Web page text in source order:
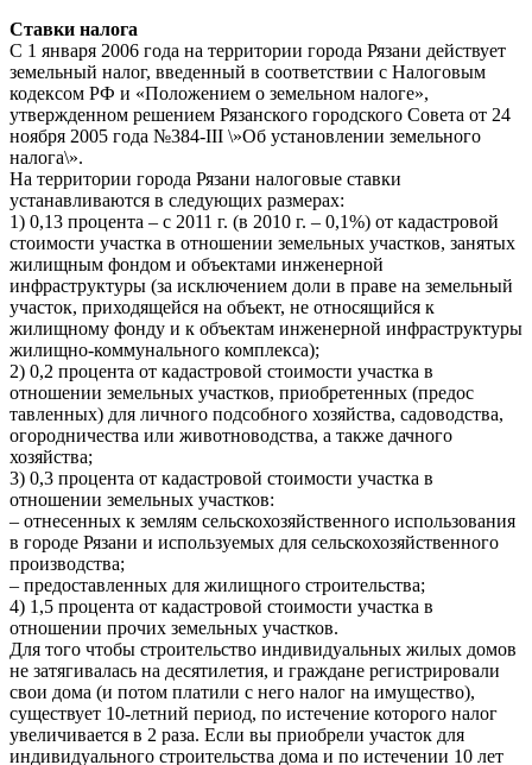
Ставки налога
С 1 января 2006 года на территории города Рязани действует
земельный налог, введенный в соответствии с Налоговым
кодексом РФ и «Положением о земельном налоге»,
утвержденном решением Рязанского городского Совета от 24
ноября 2005 года №384-III \»Об установлении земельного
налога\».
На территории города Рязани налоговые ставки
устанавливаются в следующих размерах:
1) 0,13 процента – с 2011 г. (в 2010 г. – 0,1%) от кадастровой
стоимости участка в отношении земельных участков, занятых
жилищным фондом и объектами инженерной
инфраструктуры (за исключением доли в праве на земельный
участок, приходящейся на объект, не относящийся к
жилищному фонду и к объектам инженерной инфраструктуры
жилищно-коммунального комплекса);
2) 0,2 процента от кадастровой стоимости участка в
отношении земельных участков, приобретенных (предос
тавленных) для личного подсобного хозяйства, садоводства,
огородничества или животноводства, а также дачного
хозяйства;
3) 0,3 процента от кадастровой стоимости участка в
отношении земельных участков:
– отнесенных к землям сельскохозяйственного использования
в городе Рязани и используемых для сельскохозяйственного
производства;
– предоставленных для жилищного строительства;
4) 1,5 процента от кадастровой стоимости участка в
отношении прочих земельных участков.
Для того чтобы строительство индивидуальных жилых домов
не затягивалась на десятилетия, и граждане регистрировали
свои дома (и потом платили с него налог на имущество),
существует 10-летний период, по истечение которого налог
увеличивается в 2 раза. Если вы приобрели участок для
индивидуального строительства дома и по истечении 10 лет